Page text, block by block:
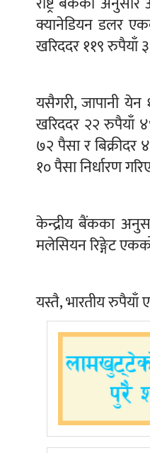
क्यानेडियन डलर
खरिददर ११९ रुपैयाँ
यसैगरी, जापानी
खरिददर २२ रुपैयाँ
७२ पैसा र
१० पैसा निर्धारण
केन्द्रीय बैंकका
मलेसियन रिङ्गेट
यस्तै, भारतीय रुपैयाँ